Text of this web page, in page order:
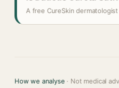
A free CureSkin
How we analyse · Not medical